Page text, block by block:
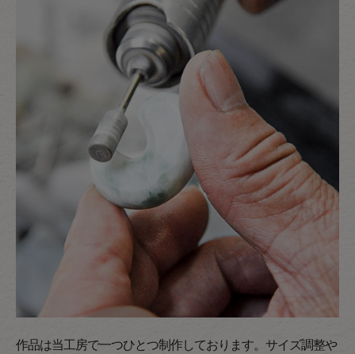
作品は当工房で一つひとつ制作しております。サイズ調整や